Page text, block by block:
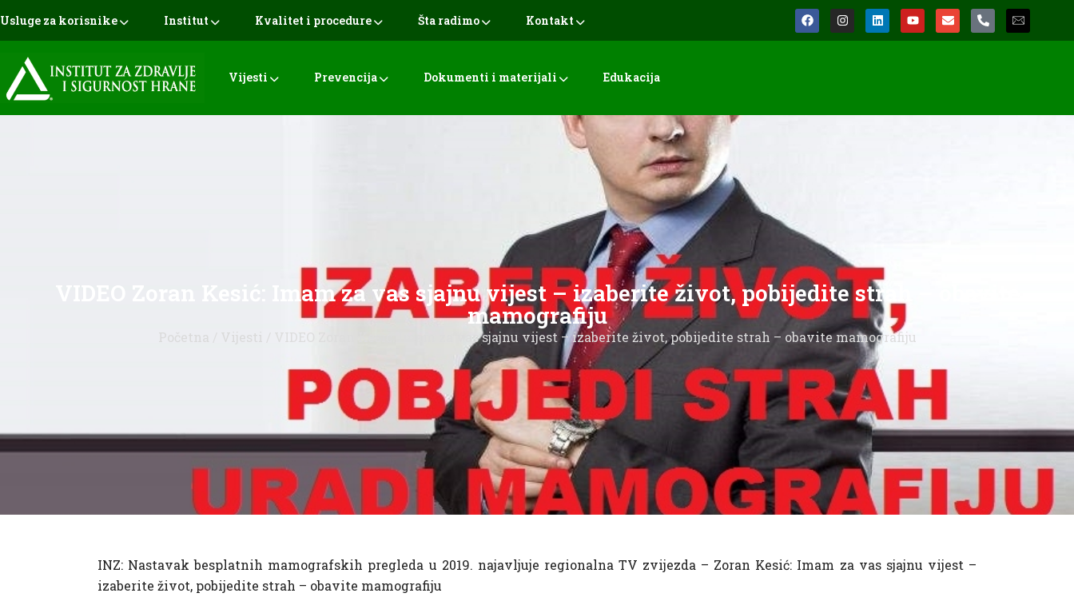
Usluge za korisnike Institut Kvalitet i procedure Šta radimo Kontakt
Vijesti Prevencija Dokumenti i materijali Edukacija
VIDEO Zoran Kesić: Imam za vas sjajnu vijest – izaberite život, pobijedite strah – obavite
mamografiju
Početna Vijesti / VIDEO Zoran Kesić: Imam za vas sjajnu vijest – izaberite život, pobijedite strah – obavite mamografiju
INZ: Nastavak besplatnih mamografskih pregleda u 2019. najavljuje regionalna TV zvijezda – Zoran Kesić: Imam za vas sjajnu vijest –
izaberite život, pobijedite strah – obavite mamografiju